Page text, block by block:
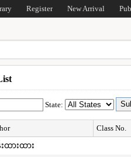
Register New Arrival
State:
Class No.
ထားထား